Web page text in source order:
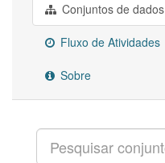
Conjuntos de dados
Fluxo de Atividades
Sobre